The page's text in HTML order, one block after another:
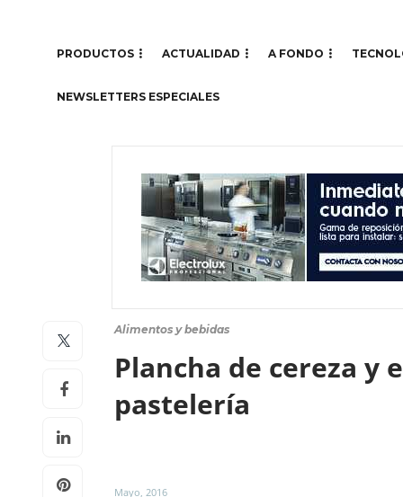
PRODUCTOS ACTUALIDAD A FONDO
NEWSLETTERS ESPECIALES
Alimentos y bebidas
Plancha de cereza y
pastelería
Mayo, 2016